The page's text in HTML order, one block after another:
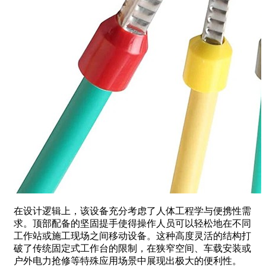
在设计逻辑上，该设备充分考虑了人体工程学与便携性需
求。顶部配备的坚固提手使得操作人员可以轻松地在不同
工作站或施工现场之间移动设备。这种高度灵活的结构打
破了传统固定式工作台的限制，在狭窄空间、车载安装或
户外电力抢修等特殊应用场景中展现出极大的便利性。